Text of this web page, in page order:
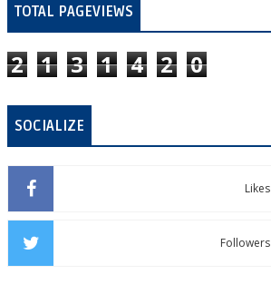
TOTAL PAGEVIEWS
2 1 3 1 4 2 0
SOCIALIZE
Likes
Followers